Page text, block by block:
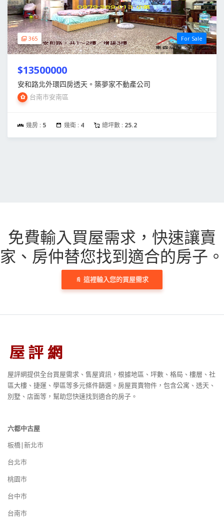
365 For Sale
$13500000
安和路北外環四房透天。築夢家不動產公司
台南市安南區
幾房 : 5 幾衛 : 4 總坪數 : 25.2
免費輸入買屋需求， 快速讓賣
家、房仲替您找到適合的房子。
這裡輸入您的買屋需求
屋評網提供全台買屋需求、售屋資訊，根據地區、坪數、格局、樓層、社
區大樓、捷運、學區等多元條件篩選。房屋買賣物件，包含公寓、透天、
別墅、店面等，幫助您快速找到適合的房子。
六都中古屋
板橋|新北市
台北市
桃園市
台中市
台南市